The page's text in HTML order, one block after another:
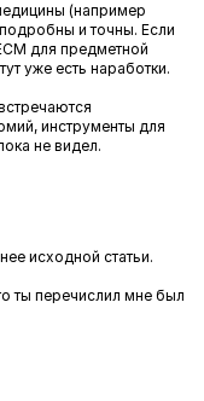
(например
и точны. Если
для предметной
уже есть наработки.
инструменты для
не видел.
исходной статьи.
ты перечислил мне был